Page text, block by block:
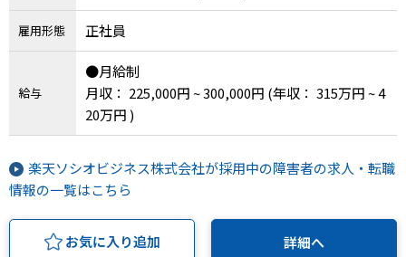
雇用形態 正社員
給与
●月給制
月収： 225,000円 ~ 300,000円 (年収： 315万円 ~ 4
20万円 )
楽天ソシオビジネス株式会社が採用中の障害者の求人・転職
情報の一覧はこちら
お気に入り追加 詳細へ